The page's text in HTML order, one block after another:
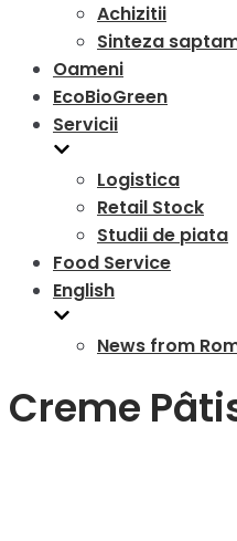
Achizitii
Sinteza
Oameni
EcoBioGreen
Servicii
Logistica
Retail Stock
Studii de piata
Food Service
English
News from
Creme